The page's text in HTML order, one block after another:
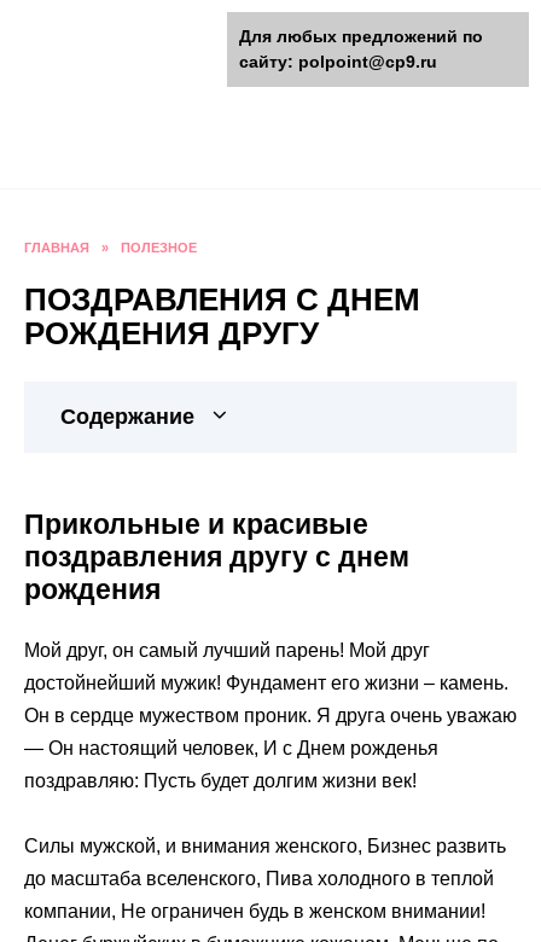
polpoint.ru - Разнообразные
поделки к праздникам
ГЛАВНАЯ » ПОЛЕЗНОЕ
ПОЗДРАВЛЕНИЯ С ДНЕМ
РОЖДЕНИЯ ДРУГУ
Содержание
Прикольные и красивые
поздравления другу с днем
рождения
Мой друг, он самый лучший парень! Мой друг
достойнейший мужик! Фундамент его жизни – камень.
Он в сердце мужеством проник. Я друга очень уважаю
— Он настоящий человек, И с Днем рожденья
поздравляю: Пусть будет долгим жизни век!
Силы мужской, и внимания женского, Бизнес развить
до масштаба вселенского, Пива холодного в теплой
компании, Не ограничен будь в женском внимании!
Для любых предложений по
сайту: polpoint@cp9.ru